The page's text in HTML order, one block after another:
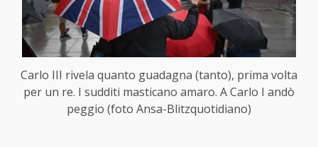
Carlo III rivela quanto guadagna (tanto), prima volta
per un re. I sudditi masticano amaro. A Carlo I andò
peggio (foto Ansa-Blitzquotidiano)